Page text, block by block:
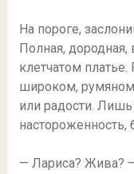
На пороге,
Полная, дородная,
клетчатом
широком,
или радости.
настороженность,
— Лариса? Жива?